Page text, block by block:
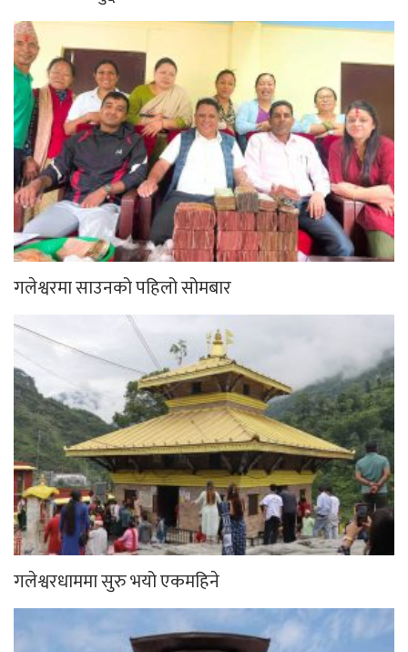
गलेश्वरमा साउनको पहिलो सोमबार
गलेश्वरधाममा सुरु भयो एकमहिने